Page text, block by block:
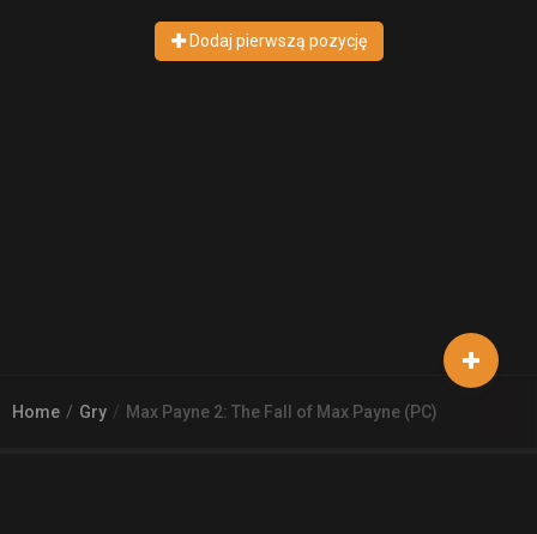
Dodaj pierwszą pozycję
Home Gry Max Payne 2: The Fall of Max Payne (PC)